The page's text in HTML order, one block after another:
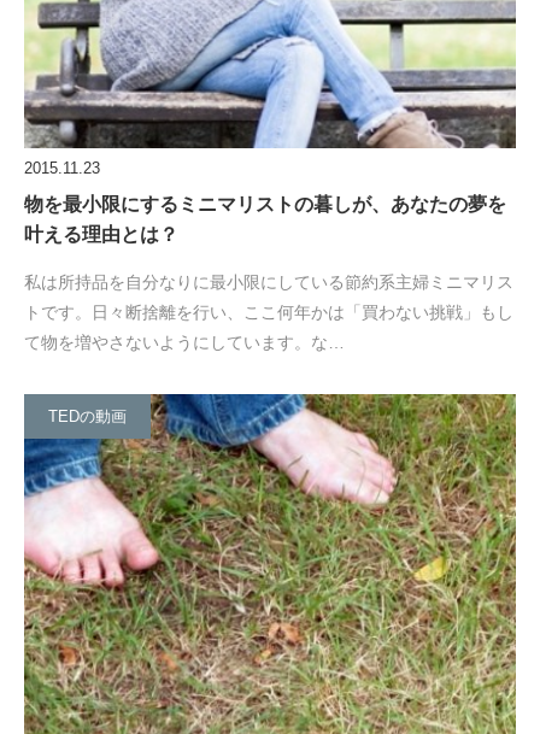
2015.11.23
物を最小限にするミニマリストの暮しが、あなたの夢を
叶える理由とは？
私は所持品を自分なりに最小限にしている節約系主婦ミニマリス
トです。日々断捨離を行い、ここ何年かは「買わない挑戦」もし
て物を増やさないようにしています。な…
TEDの動画